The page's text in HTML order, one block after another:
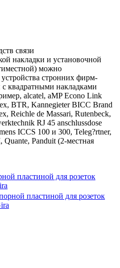
связи
накладки и установочной
можно
устройства стронних фирм-
с квадратными накладками
alcatel, aMP Econo Link
BTR, Kannegieter BICC Brand
Reichle de Massari, Rutenbeck,
RJ 45 anschlussdose
ICCS 100 и 300, Teleg?rtner,
Panduit (2-местная
пластиной для розеток